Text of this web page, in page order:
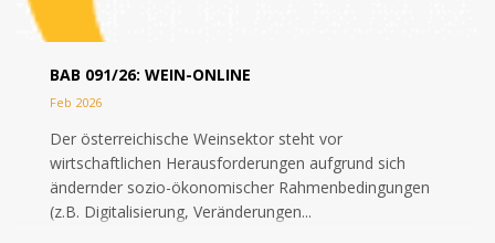
BAB 091/26: WEIN-ONLINE
Feb 2026
Der österreichische Weinsektor steht vor
wirtschaftlichen Herausforderungen aufgrund sich
ändernder sozio-ökonomischer Rahmenbedingungen
(z.B. Digitalisierung, Veränderungen...